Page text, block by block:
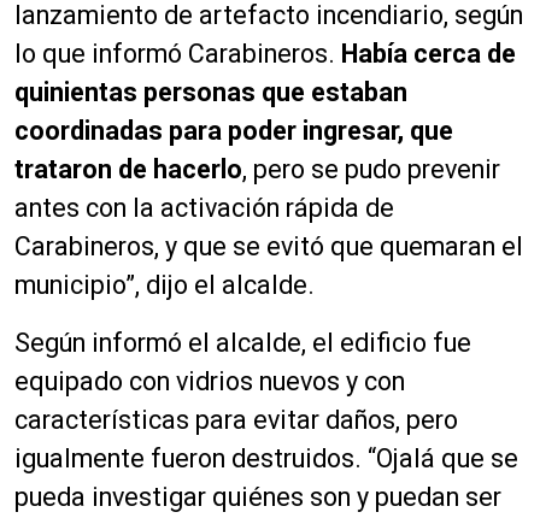
lanzamiento de artefacto incendiario, según
lo que informó Carabineros. Había cerca de
quinientas personas que estaban
coordinadas para poder ingresar, que
trataron de hacerlo, pero se pudo prevenir
antes con la activación rápida de
Carabineros, y que se evitó que quemaran el
municipio”, dijo el alcalde.
Según informó el alcalde, el edificio fue
equipado con vidrios nuevos y con
características para evitar daños, pero
igualmente fueron destruidos. “Ojalá que se
pueda investigar quiénes son y puedan ser